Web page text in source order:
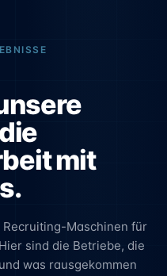
mit
Maschinen für
sind die Betriebe, die
was rausgekommen